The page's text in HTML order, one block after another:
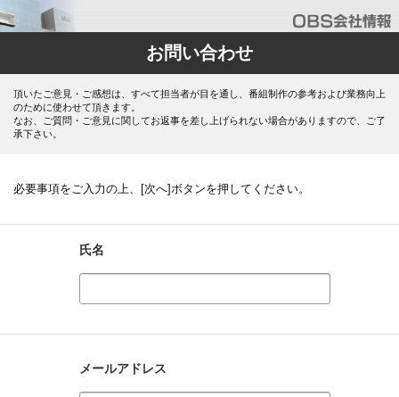
お問い合わせ
頂いたご意見・ご感想は、すべて担当者が目を通し、番組制作の参考および業務向上
のために使わせて頂きます。
なお、ご質問・ご意見に関してお返事を差し上げられない場合がありますので、ご了
承下さい。
必要事項をご入力の上、[次へ]ボタンを押してください。
氏名
メールアドレス